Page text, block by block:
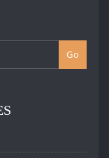
Go